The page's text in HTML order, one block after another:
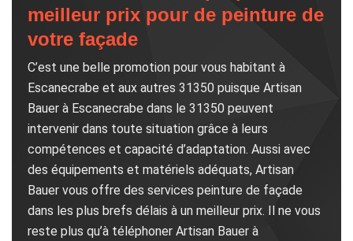
meilleur prix pour de peinture de
votre façade
C’est une belle promotion pour vous habitant à
Escanecrabe et aux autres 31350 puisque Artisan
Bauer à Escanecrabe dans le 31350 peuvent
intervenir dans toute situation grâce à leurs
compétences et capacité d’adaptation. Aussi avec
des équipements et matériels adéquats, Artisan
Bauer vous offre des services peinture de façade
dans les plus brefs délais à un meilleur prix. Il ne vous
reste plus qu’à téléphoner Artisan Bauer à